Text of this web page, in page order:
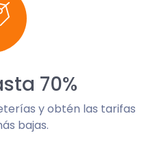
70%
y obtén las tarifas
bajas.